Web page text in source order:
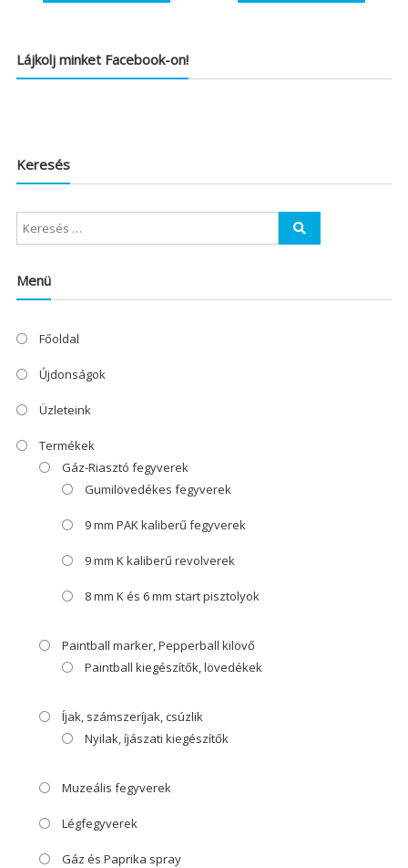
Lájkolj minket Facebook-on!
Keresés
Menü
Főoldal
Újdonságok
Üzleteink
Termékek
Gáz-Riasztó fegyverek
Gumilövedékes fegyverek
9 mm PAK kaliberű fegyverek
9 mm K kaliberű revolverek
8 mm K és 6 mm start pisztolyok
Paintball marker, Pepperball kilövő
Paintball kiegészítők, lövedékek
Íjak, számszeríjak, csúzlik
Nyilak, íjászati kiegészítők
Muzeális fegyverek
Légfegyverek
Gáz és Paprika spray